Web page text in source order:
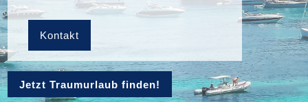
Kontakt
Jetzt Traumurlaub finden!